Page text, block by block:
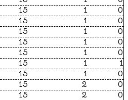
15 1
0
15 1
0
15 1
0
15 1
0
15 1
0
15 1
1
15 1
0
15 2
0
15 2
0